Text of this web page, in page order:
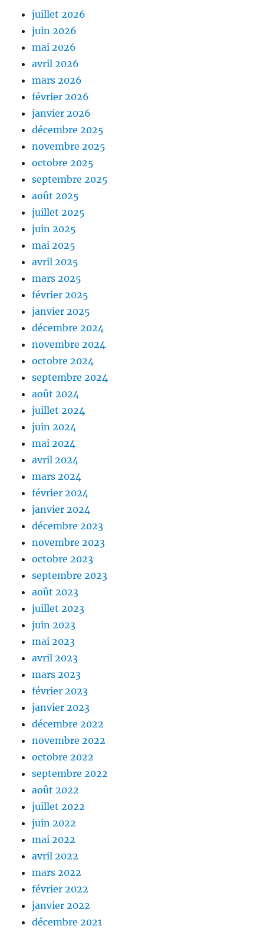
juillet 2026
juin 2026
mai 2026
avril 2026
mars 2026
février 2026
janvier 2026
décembre 2025
novembre 2025
octobre 2025
septembre 2025
août 2025
juillet 2025
juin 2025
mai 2025
avril 2025
mars 2025
février 2025
janvier 2025
décembre 2024
novembre 2024
octobre 2024
septembre 2024
août 2024
juillet 2024
juin 2024
mai 2024
avril 2024
mars 2024
février 2024
janvier 2024
décembre 2023
novembre 2023
octobre 2023
septembre 2023
août 2023
juillet 2023
juin 2023
mai 2023
avril 2023
mars 2023
février 2023
janvier 2023
décembre 2022
novembre 2022
octobre 2022
septembre 2022
août 2022
juillet 2022
juin 2022
mai 2022
avril 2022
mars 2022
février 2022
janvier 2022
décembre 2021